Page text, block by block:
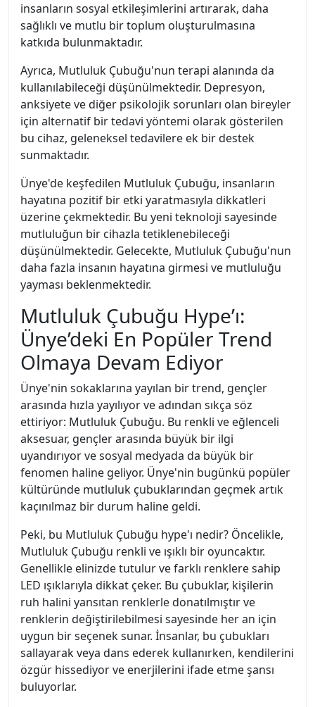
insanların sosyal etkileşimlerini artırarak, daha
sağlıklı ve mutlu bir toplum oluşturulmasına
katkıda bulunmaktadır.
Ayrıca, Mutluluk Çubuğu'nun terapi alanında da
kullanılabileceği düşünülmektedir. Depresyon,
anksiyete ve diğer psikolojik sorunları olan bireyler
için alternatif bir tedavi yöntemi olarak gösterilen
bu cihaz, geleneksel tedavilere ek bir destek
sunmaktadır.
Ünye'de keşfedilen Mutluluk Çubuğu, insanların
hayatına pozitif bir etki yaratmasıyla dikkatleri
üzerine çekmektedir. Bu yeni teknoloji sayesinde
mutluluğun bir cihazla tetiklenebileceği
düşünülmektedir. Gelecekte, Mutluluk Çubuğu'nun
daha fazla insanın hayatına girmesi ve mutluluğu
yayması beklenmektedir.
Mutluluk Çubuğu Hype’ı:
Ünye’deki En Popüler Trend
Olmaya Devam Ediyor
Ünye'nin sokaklarına yayılan bir trend, gençler
arasında hızla yayılıyor ve adından sıkça söz
ettiriyor: Mutluluk Çubuğu. Bu renkli ve eğlenceli
aksesuar, gençler arasında büyük bir ilgi
uyandırıyor ve sosyal medyada da büyük bir
fenomen haline geliyor. Ünye'nin bugünkü popüler
kültüründe mutluluk çubuklarından geçmek artık
kaçınılmaz bir durum haline geldi.
Peki, bu Mutluluk Çubuğu hype'ı nedir? Öncelikle,
Mutluluk Çubuğu renkli ve ışıklı bir oyuncaktır.
Genellikle elinizde tutulur ve farklı renklere sahip
LED ışıklarıyla dikkat çeker. Bu çubuklar, kişilerin
ruh halini yansıtan renklerle donatılmıştır ve
renklerin değiştirilebilmesi sayesinde her an için
uygun bir seçenek sunar. İnsanlar, bu çubukları
sallayarak veya dans ederek kullanırken, kendilerini
özgür hissediyor ve enerjilerini ifade etme şansı
buluyorlar.